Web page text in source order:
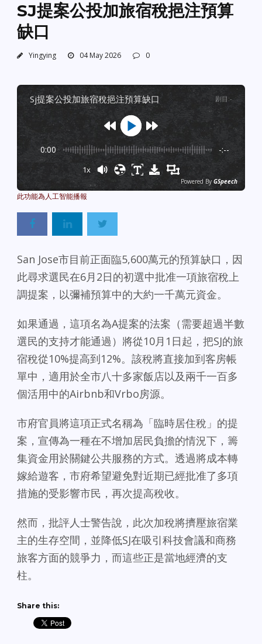
SJ提案公投加旅宿稅挹注預算
缺口
Yingying 04 May 2026 0
sj提案公投加旅宿稅挹注預算缺口 剧目 :-
0:00 -:--
1x
Powered By GSpeech
San Jose市目前正面臨5,600萬元的預算缺口，因
此尋求選民在6月2日的初選中批准一項旅宿稅上
調提案，以彌補預算中的大約一千萬元資金。
如果通過，這項名為A提案的法案（需要超過半數
選民的支持才能通過）將從10月1日起，把SJ的旅
宿稅從10%提高到12%。該稅將直接加到客房帳
單中，適用於全市八十多家飯店以及兩千一百多
個活用中的Airbnb和Vrbo房源。
市府官員將這項正式名稱為「臨時居住稅」的提
案，宣傳為一種在不增加居民負擔的情況下，籌
集資金用於關鍵公共服務的方式。透過將成本轉
嫁給遊客，市府希望避免對近期已經批准了多項
措施的受影響市民，再次提高稅收。
然而，批評人士警告說，此次加稅將擠壓旅宿業
主的生存空間，並降低SJ在吸引科技會議和商務
旅客方面的競爭力，而這些正是當地經濟的支
柱。
Share this: